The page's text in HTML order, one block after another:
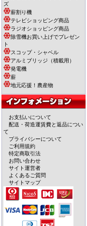
ズ
薪割り機
テレビショッピング商品
ラジオショッピング商品
除雪機お買い上げでプレゼン
ト
スコップ・シャベル
アルミブリッジ（積載用）
発電機
薪
地元応援！農産物
お支払いについて
配送・荷造運賃費と返品につい
て
プライバシーについて
ご利用規約
特定商取引法
お問い合わせ
サイト運営者
よくあるご質問
サイトマップ